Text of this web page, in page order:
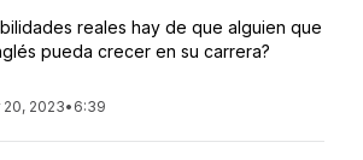
reales hay de que alguien que
pueda crecer en su carrera?
2023• 6:39